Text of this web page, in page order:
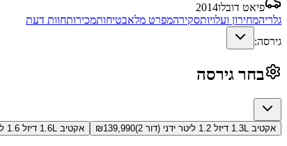
פיאט דובלו2014
גלריהמחירון ועלויותסקירהמפרט מלאבטיחותמכירותחוות דעת
גירסה:
בחר גירסה
אקטיב 1.3L דיזל 1.2 ליטר ידני (דור 2) ₪139,990 אקטיב 1.6L דיזל 1.6 ליטר ידני (דור 2)